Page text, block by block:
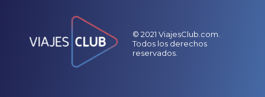
© 2021 ViajesClub.com.
Todos los derechos
reservados.